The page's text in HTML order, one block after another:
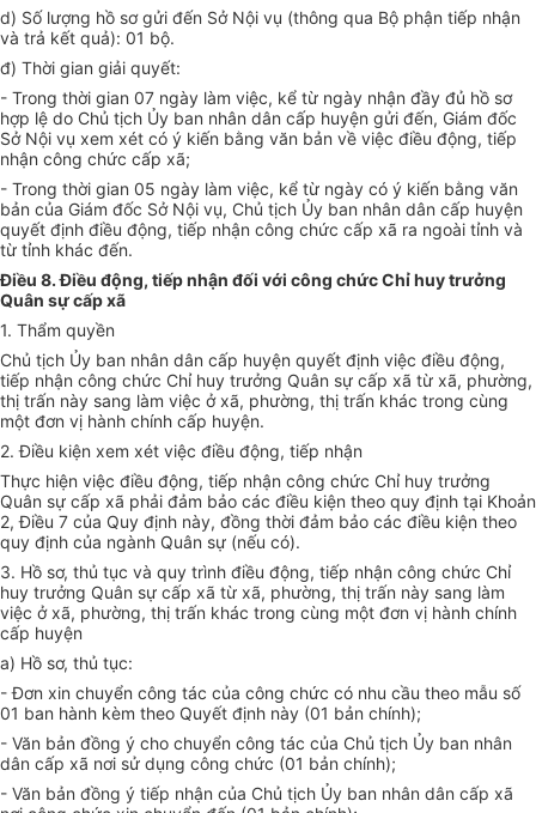
d) Số lượng hồ sơ gửi đến Sở Nội vụ (thông qua Bộ phận tiếp nhận
và trả kết quả): 01 bộ.
đ) Thời gian giải quyết:
- Trong thời gian 07 ngày làm việc, kể từ ngày nhận đầy đủ hồ sơ
hợp lệ do Chủ tịch Ủy ban nhân dân cấp huyện gửi đến, Giám đốc
Sở Nội vụ xem xét có ý kiến bằng văn bản về việc điều động, tiếp
nhận công chức cấp xã;
- Trong thời gian 05 ngày làm việc, kể từ ngày có ý kiến bằng văn
bản của Giám đốc Sở Nội vụ, Chủ tịch Ủy ban nhân dân cấp huyện
quyết định điều động, tiếp nhận công chức cấp xã ra ngoài tỉnh và
từ tỉnh khác đến.
Điều 8. Điều động, tiếp nhận đối với công chức Chỉ huy trưởng
Quân sự cấp xã
1. Thẩm quyền
Chủ tịch Ủy ban nhân dân cấp huyện quyết định việc điều động,
tiếp nhận công chức Chỉ huy trưởng Quân sự cấp xã từ xã, phường,
thị trấn này sang làm việc ở xã, phường, thị trấn khác trong cùng
một đơn vị hành chính cấp huyện.
2. Điều kiện xem xét việc điều động, tiếp nhận
Thực hiện việc điều động, tiếp nhận công chức Chỉ huy trưởng
Quân sự cấp xã phải đảm bảo các điều kiện theo quy định tại Khoản
2, Điều 7 của Quy định này, đồng thời đảm bảo các điều kiện theo
quy định của ngành Quân sự (nếu có).
3. Hồ sơ, thủ tục và quy trình điều động, tiếp nhận công chức Chỉ
huy trưởng Quân sự cấp xã từ xã, phường, thị trấn này sang làm
việc ở xã, phường, thị trấn khác trong cùng một đơn vị hành chính
cấp huyện
a) Hồ sơ, thủ tục:
- Đơn xin chuyển công tác của công chức có nhu cầu theo mẫu số
01 ban hành kèm theo Quyết định này (01 bản chính);
- Văn bản đồng ý cho chuyển công tác của Chủ tịch Ủy ban nhân
dân cấp xã nơi sử dụng công chức (01 bản chính);
- Văn bản đồng ý tiếp nhận của Chủ tịch Ủy ban nhân dân cấp xã